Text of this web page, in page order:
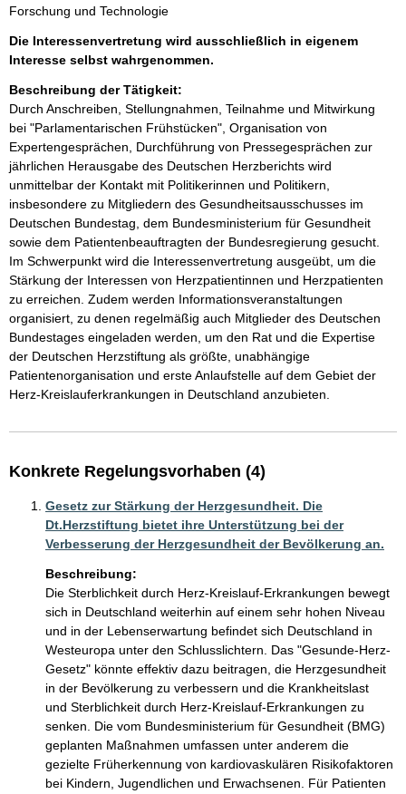
Forschung und Technologie
Die Interessenvertretung wird ausschließlich in eigenem
Interesse selbst wahrgenommen.
Beschreibung der Tätigkeit:
Durch Anschreiben, Stellungnahmen, Teilnahme und Mitwirkung
bei "Parlamentarischen Frühstücken", Organisation von
Expertengesprächen, Durchführung von Pressegesprächen zur
jährlichen Herausgabe des Deutschen Herzberichts wird
unmittelbar der Kontakt mit Politikerinnen und Politikern,
insbesondere zu Mitgliedern des Gesundheitsausschusses im
Deutschen Bundestag, dem Bundesministerium für Gesundheit
sowie dem Patientenbeauftragten der Bundesregierung gesucht.
Im Schwerpunkt wird die Interessenvertretung ausgeübt, um die
Stärkung der Interessen von Herzpatientinnen und Herzpatienten
zu erreichen. Zudem werden Informationsveranstaltungen
organisiert, zu denen regelmäßig auch Mitglieder des Deutschen
Bundestages eingeladen werden, um den Rat und die Expertise
der Deutschen Herzstiftung als größte, unabhängige
Patientenorganisation und erste Anlaufstelle auf dem Gebiet der
Herz-Kreislauferkrankungen in Deutschland anzubieten.
Konkrete Regelungsvorhaben (4)
Gesetz zur Stärkung der Herzgesundheit. Die
Dt.Herzstiftung bietet ihre Unterstützung bei der
Verbesserung der Herzgesundheit der Bevölkerung an.
Beschreibung:
Die Sterblichkeit durch Herz-Kreislauf-Erkrankungen bewegt
sich in Deutschland weiterhin auf einem sehr hohen Niveau
und in der Lebenserwartung befindet sich Deutschland in
Westeuropa unter den Schlusslichtern. Das "Gesunde-Herz-
Gesetz" könnte effektiv dazu beitragen, die Herzgesundheit
in der Bevölkerung zu verbessern und die Krankheitslast
und Sterblichkeit durch Herz-Kreislauf-Erkrankungen zu
senken. Die vom Bundesministerium für Gesundheit (BMG)
geplanten Maßnahmen umfassen unter anderem die
gezielte Früherkennung von kardiovaskulären Risikofaktoren
bei Kindern, Jugendlichen und Erwachsenen. Für Patienten